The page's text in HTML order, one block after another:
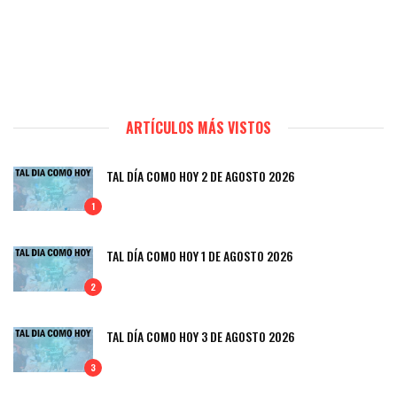
ARTÍCULOS MÁS VISTOS
1
TAL DÍA COMO HOY 2 DE AGOSTO 2026
2
TAL DÍA COMO HOY 1 DE AGOSTO 2026
3
TAL DÍA COMO HOY 3 DE AGOSTO 2026